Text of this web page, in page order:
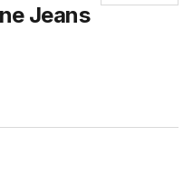
Jeans